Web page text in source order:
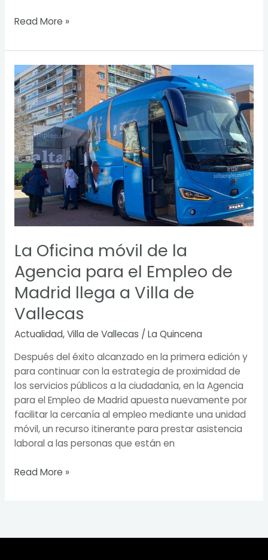
Read More »
La Oficina móvil de la
Agencia para el Empleo de
Madrid llega a Villa de
Vallecas
Actualidad,Villa de Vallecas / La Quincena
Después del éxito alcanzado en la primera edición y
para continuar con la estrategia de proximidad de
los servicios públicos a la ciudadanía, en la Agencia
para el Empleo de Madrid apuesta nuevamente por
facilitar la cercanía al empleo mediante una unidad
móvil, un recurso itinerante para prestar asistencia
laboral a las personas que están en
La
Oficina
móvil
de
la
Agencia
para
el
Empleo
de
Madrid
llega
a
Villa
de
Vallecas
Read More »